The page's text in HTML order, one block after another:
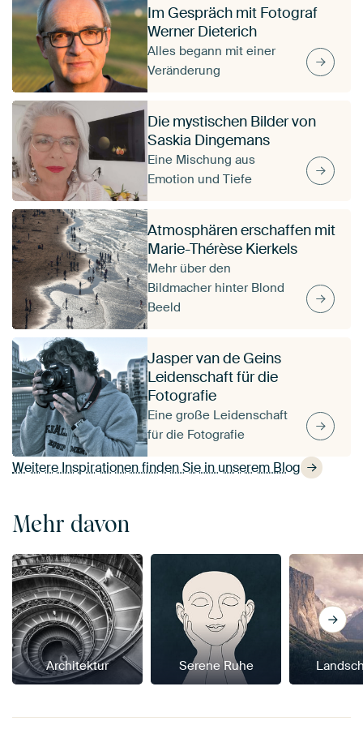
Weitere Inspirationen finden Sie in unserem Blog
Im Gespräch mit Fotograf
Werner Dieterich
Alles begann mit einer
Veränderung
Die mystischen Bilder von
Saskia Dingemans
Eine Mischung aus
Emotion und Tiefe
Atmosphären erschaffen mit
Marie-Thérèse Kierkels
Mehr über den
Bildmacher hinter Blond
Beeld
Jasper van de Geins
Leidenschaft für die
Fotografie
Eine große Leidenschaft
für die Fotografie
Mehr davon
Architektur Serene Ruhe